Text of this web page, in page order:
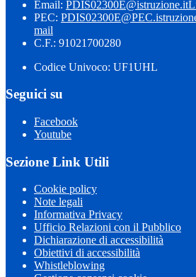
Email: PDIS02300E@istruzione.it
PEC:
mail
C.F.: 91021700280
Codice Univoco: UF1UHL
Seguici su
Facebook
Youtube
Sezione Link Utili
Cookie policy
Note legali
Informativa Privacy
Ufficio Relazioni con il Pubblico
Dichiarazione di accessibilità
Obiettivi di accessibilità
Whistleblowing